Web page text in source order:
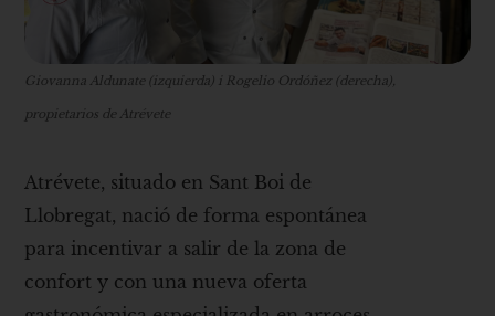
Atrévete, situado en Sant Boi de
Llobregat, nació de forma espontánea
para incentivar a salir de la zona de
confort y con una nueva oferta
Giovanna Aldunate (izquierda) i Rogelio Ordóñez (derecha),
propietarios de Atrévete